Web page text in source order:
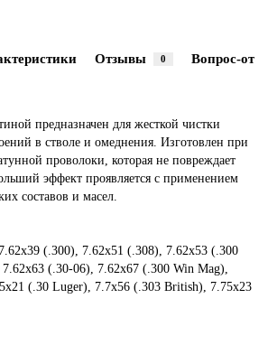
Отзывы 0 Вопрос-
предназначен для жесткой чистки
в стволе и омеднения. Изготовлен при
проволоки, которая не повреждает
эффект проявляется с применением
составов и масел.
(.300), 7.62х51 (.308), 7.62х53 (.300
(.30-06), 7.62х67 (.300 Win Mag),
(.30 Luger), 7.7x56 (.303 British), 7.75х23